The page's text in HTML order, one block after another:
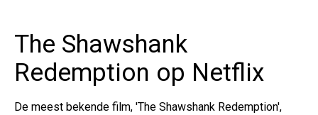
The Shawshank
Redemption op Netflix
De meest bekende film, 'The Shawshank Redemption',